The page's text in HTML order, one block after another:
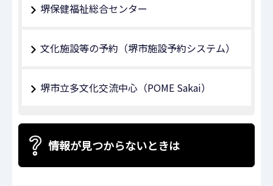
堺保健福祉総合センター
文化施設等の予約（堺市施設予約システム）
堺市立多文化交流中心（POME Sakai）
情報が見つからないときは